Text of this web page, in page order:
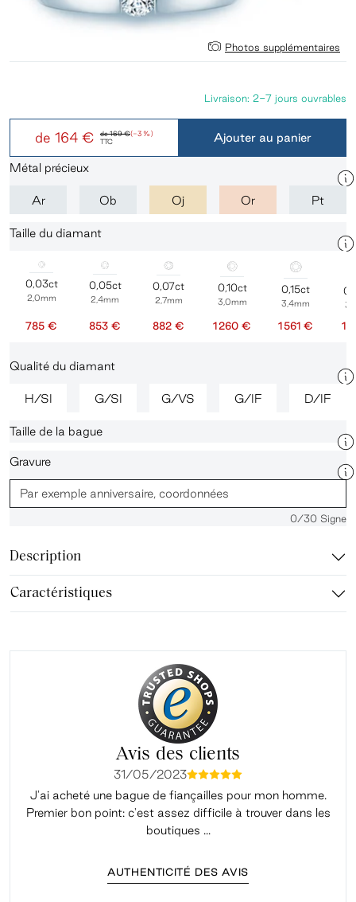
Photos supplémentaires
de169 €(-3 %)
de 164 € TTC
Livraison: 2-7 jours ouvrables
Ajouter au panier
Métal précieux
Ar Ob Oj Or Pt
Taille du diamant
0,03ct
2,0mm
785 €
0,05ct
2,4mm
853 €
0,07ct
2,7mm
882 €
0,10ct
3,0mm
1 260 €
0,15ct
3,4mm
1 561 € 1
Qualité du diamant
H/SI G/SI G/VS G/IF D/IF
Taille de la bague
Gravure
0/30 Signe
Description
Caractéristiques
Avis des clients
31/05/2023mmmmm
J'ai acheté une bague de fiançailles pour mon homme.
Premier bon point: c'est assez difficile à trouver dans les
boutiques ...
AUTHENTICITÉ DES AVIS